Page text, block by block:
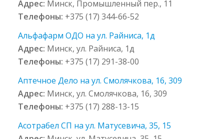
Адрес: Минск, Промышленный пер., 11
Телефоны: +375 (17) 344-66-52
Альфафарм ОДО на ул. Райниса, 1д
Адрес: Минск, ул. Райниса, 1д
Телефоны: +375 (17) 291-38-00
Аптечное Дело на ул. Смолячкова, 16, 309
Адрес: Минск, ул. Смолячкова, 16, 309
Телефоны: +375 (17) 288-13-15
Асотрабел СП на ул. Матусевича, 35, 15